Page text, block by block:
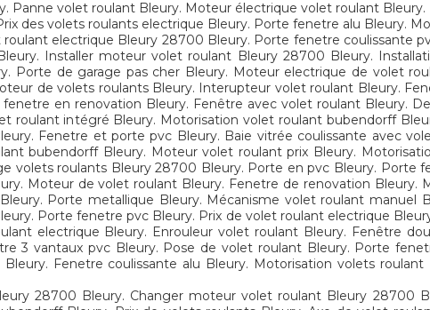
Panne volet roulant Bleury. Moteur électrique volet roulant Bleury.
des volets roulants electrique Bleury. Porte fenetre alu Bleury.
roulant electrique Bleury 28700 Bleury. Porte fenetre coulissante
Installer moteur volet roulant Bleury 28700 Bleury.
Porte de garage pas cher Bleury. Moteur electrique de volet
de volets roulants Bleury. Interupteur volet roulant Bleury.
en renovation Bleury. Fenêtre avec volet roulant Bleury.
roulant intégré Bleury. Motorisation volet roulant bubendorff
Fenetre et porte pvc Bleury. Baie vitrée coulissante avec
bubendorff Bleury. Moteur volet roulant prix Bleury.
volets roulants Bleury 28700 Bleury. Porte en pvc Bleury. Porte
Moteur de volet roulant Bleury. Fenetre de renovation
Porte metallique Bleury. Mécanisme volet roulant
Porte fenetre pvc Bleury. Prix de volet roulant electrique
electrique Bleury. Enrouleur volet roulant Bleury. Fenêtre
3 vantaux pvc Bleury. Pose de volet roulant Bleury. Porte
Fenetre coulissante alu Bleury. Motorisation volets
28700 Bleury. Changer moteur volet roulant Bleury 28700